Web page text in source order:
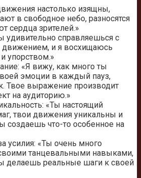
настолько изящны,
в свободное небо, разносятся
сердца зрителей.»
удивительно справляешься с
и я восхищаюсь
упорством.»
«Я вижу, как много ты
эмоции в каждый пауз,
Твое выражение производит
на аудиторию.»
«Ты настоящий
твои движения уникальны и
создаешь что-то особенное на
усилия: «Ты очень много
танцевальными навыками,
делаешь реальные шаги к своей